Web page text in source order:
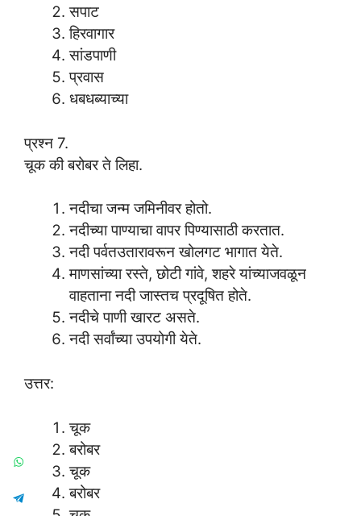
सपाट
हिरवागार
सांडपाणी
प्रवास
धबधब्याच्या
प्रश्न 7.
चूक की बरोबर ते लिहा.
नदीचा जन्म जमिनीवर होतो.
नदीच्या पाण्याचा वापर पिण्यासाठी करतात.
नदी पर्वतउतारावरून खोलगट भागात येते.
माणसांच्या रस्ते, छोटी गांवे, शहरे यांच्याजवळून
वाहताना नदी जास्तच प्रदूषित होते.
नदीचे पाणी खारट असते.
नदी सर्वांच्या उपयोगी येते.
उत्तर:
चूक
बरोबर
चूक
बरोबर